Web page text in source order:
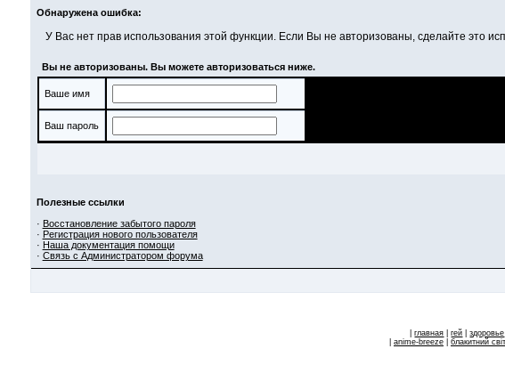
Обнаружена ошибка:
У Вас нет прав использования этой функции. Если Вы не авторизованы, сделайте это
Вы не авторизованы. Вы можете авторизоваться ниже.
Ваше имя
Ваш пароль
Полезные ссылки
· Восстановление забытого пароля
· Регистрация нового пользователя
· Наша документация помощи
· Связь с Администратором форума
|главная |гей |здоровье
anime-breeze| блакитний свiт